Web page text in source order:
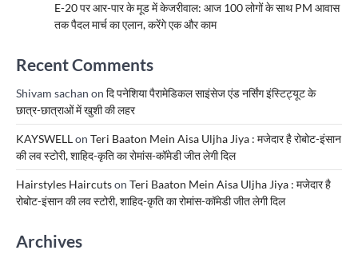
E-20 पर आर-पार के मूड में केजरीवाल: आज 100 लोगों के साथ PM आवास
तक पैदल मार्च का एलान, करेंगे एक और काम
Recent Comments
Shivam sachan on दि पनेशिया पैरामेडिकल साइंसेज एंड नर्सिंग इंस्टिट्यूट के
छात्र-छात्राओं में खुशी की लहर
KAYSWELLon Teri Baaton Mein Aisa Uljha Jiya : मजेदार है रोबोट-इंसान
की लव स्टोरी, शाहिद-कृति का रोमांस-कॉमेडी जीत लेगी दिल
Hairstyles Haircutson Teri Baaton Mein Aisa Uljha Jiya : मजेदार है
रोबोट-इंसान की लव स्टोरी, शाहिद-कृति का रोमांस-कॉमेडी जीत लेगी दिल
Archives